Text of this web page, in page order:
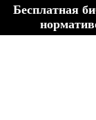
Бесплатная